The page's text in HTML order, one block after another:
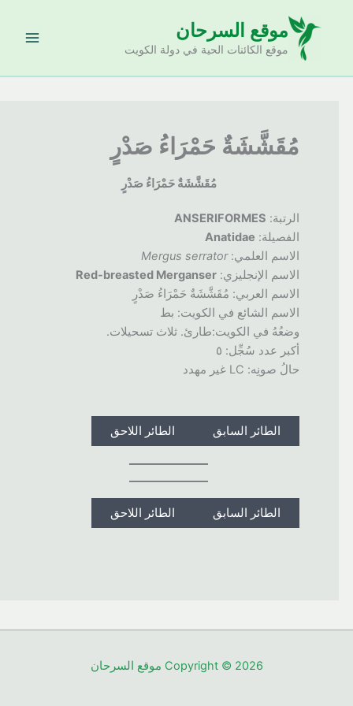
موقع السرحان
موقع الكائنات الحية في دولة الكويت
مُقَشَّشَةٌ حَمْرَاءُ صَدْرٍ
مُقَشَّشَةٌ حَمْرَاءُ صَدْرٍ
الرتبة: ANSERIFORMES
الفصيلة: Anatidae
الاسم العلمي: Mergus serrator
الاسم الإنجليزي: Red-breasted Merganser
الاسم العربي: مُقَشَّشَةٌ حَمْرَاءُ صَدْرٍ
الاسم الشائع في الكويت: بط
وضعُهُ في الكويت:طارئ. ثلاث تسحيلات.
أكبر عدد سُجِّل: ٥
حالُ صونِه: LC غير مهدد
الطائر السابق الطائر اللاحق
الطائر السابق الطائر اللاحق
Copyright © 2026 موقع السرحان